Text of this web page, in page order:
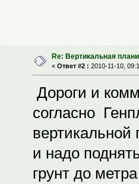
Re: Вертикальная
« Ответ #2 : 2010-11-10,
Дороги и
согласно
вертикальной
и надо
грунт до